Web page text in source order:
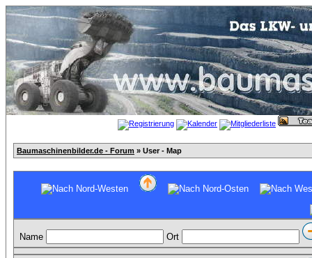
Baumaschinenbilder.de - Forum » User - Map
Name Ort